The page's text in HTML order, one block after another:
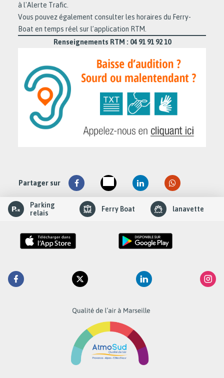
à l'Alerte Trafic.
Vous pouvez également consulter les horaires du Ferry-
Boat en temps réel sur l’application RTM.
Renseignements RTM : 04 91 91 92 10
Partager sur
slider
element
Parking
relais
Ferry Boat lanavette
Retrouvez
laFacebook Twitter Linkedin